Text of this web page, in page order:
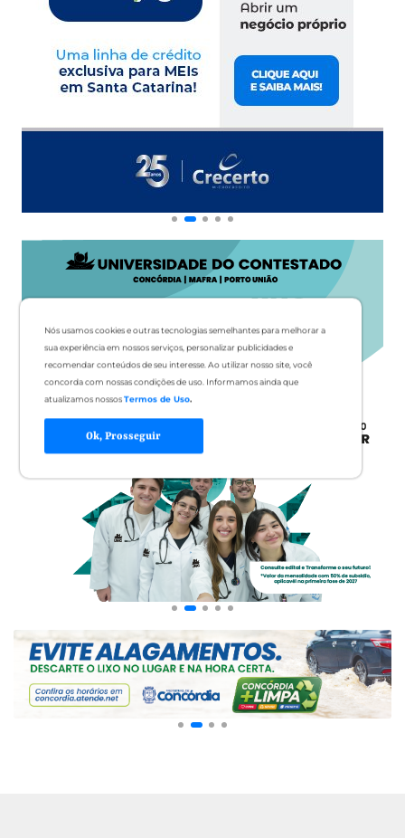
Nós usamos cookies e outras tecnologias semelhantes para melhorar a
sua experiência em nossos serviços, personalizar publicidades e
recomendar conteúdos de seu interesse. Ao utilizar nosso site, você
concorda com nossas condições de uso. Informamos ainda que
atualizamos nossosTermos de Uso.
Ok, Prosseguir